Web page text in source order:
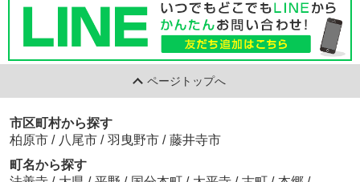
ページトップへ
市区町村から探す
柏原市 / 八尾市 / 羽曳野市 / 藤井寺市
町名から探す